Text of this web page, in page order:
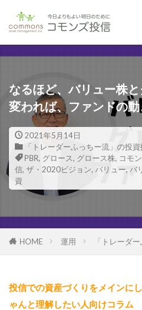
なるほど、バリュー株
変われば、ファンドの
2021年5月14日
「トレーダーふっちー流」の投
PBR, グロース, グロース株, コモ
信, ザ・2020ビジョン, バリュー, バ
資
HOME 運用 「トレーダ
投信での資産づくりをメインに
ゃんと理解したい人向けコラム